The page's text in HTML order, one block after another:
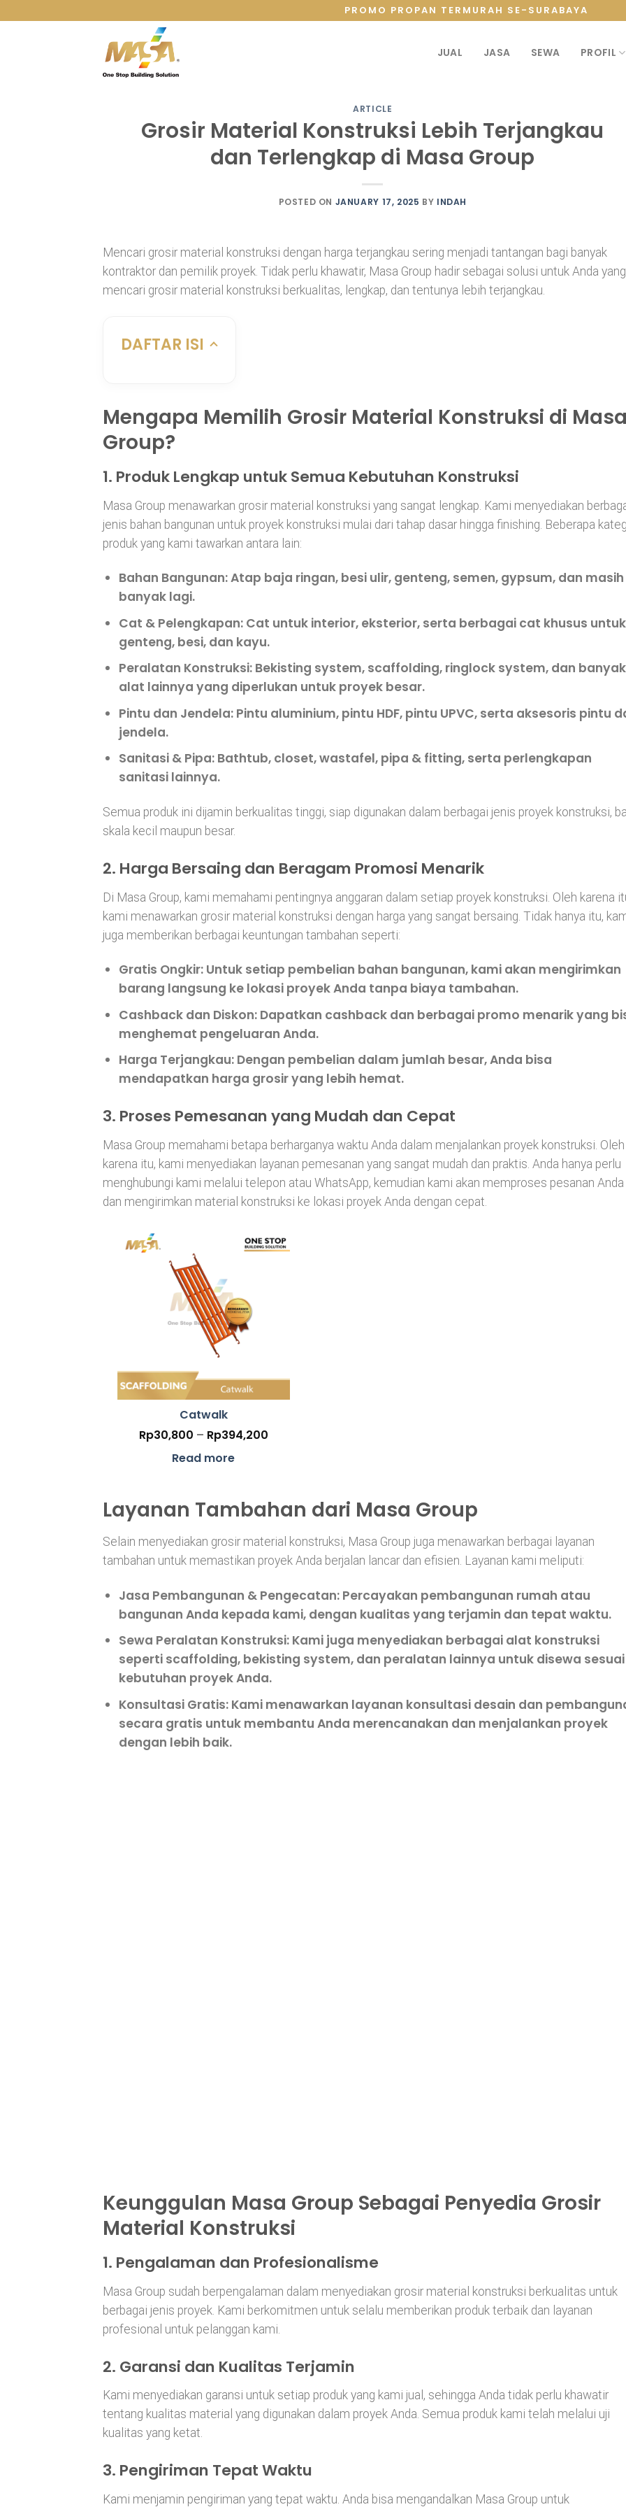
PROMO PROPAN TERMURAH SE-SURABAYA
JUAL JASA SEWA PROFIL
ARTICLE
Grosir Material Konstruksi Lebih Terjangkau
dan Terlengkap di Masa Group
POSTED ON JANUARY 17, 2025 BY INDAH
Mencari grosir material konstruksi dengan harga terjangkau sering menjadi tantangan bagi banyak
kontraktor dan pemilik proyek. Tidak perlu khawatir, Masa Group hadir sebagai solusi untuk Anda yang
mencari grosir material konstruksi berkualitas, lengkap, dan tentunya lebih terjangkau.
DAFTAR ISI
Mengapa Memilih Grosir Material Konstruksi di
Group?
1. Produk Lengkap untuk Semua Kebutuhan Konstruksi
Masa Group menawarkan grosir material konstruksi yang sangat lengkap. Kami menyediakan
jenis bahan bangunan untuk proyek konstruksi mulai dari tahap dasar hingga finishing. Beberapa
produk yang kami tawarkan antara lain:
Bahan Bangunan: Atap baja ringan, besi ulir, genteng, semen, gypsum, dan masih
banyak lagi.
Cat & Pelengkapan: Cat untuk interior, eksterior, serta berbagai cat khusus untuk
genteng, besi, dan kayu.
Peralatan Konstruksi: Bekisting system, scaffolding, ringlock system, dan banyak
alat lainnya yang diperlukan untuk proyek besar.
Pintu dan Jendela: Pintu aluminium, pintu HDF, pintu UPVC, serta aksesoris pintu
jendela.
Sanitasi & Pipa: Bathtub, closet, wastafel, pipa & fitting, serta perlengkapan
sanitasi lainnya.
Semua produk ini dijamin berkualitas tinggi, siap digunakan dalam berbagai jenis proyek konstruksi,
skala kecil maupun besar.
2. Harga Bersaing dan Beragam Promosi Menarik
Di Masa Group, kami memahami pentingnya anggaran dalam setiap proyek konstruksi. Oleh karena
kami menawarkan grosir material konstruksi dengan harga yang sangat bersaing. Tidak hanya itu,
juga memberikan berbagai keuntungan tambahan seperti:
Gratis Ongkir: Untuk setiap pembelian bahan bangunan, kami akan mengirimkan
barang langsung ke lokasi proyek Anda tanpa biaya tambahan.
Cashback dan Diskon: Dapatkan cashback dan berbagai promo menarik yang
menghemat pengeluaran Anda.
Harga Terjangkau: Dengan pembelian dalam jumlah besar, Anda bisa
mendapatkan harga grosir yang lebih hemat.
3. Proses Pemesanan yang Mudah dan Cepat
Masa Group memahami betapa berharganya waktu Anda dalam menjalankan proyek konstruksi. Oleh
karena itu, kami menyediakan layanan pemesanan yang sangat mudah dan praktis. Anda hanya perlu
menghubungi kami melalui telepon atau WhatsApp, kemudian kami akan memproses pesanan Anda
dan mengirimkan material konstruksi ke lokasi proyek Anda dengan cepat.
Catwalk
Rp30,800 – Rp394,200Price
Read more
Layanan Tambahan dari Masa Group
Selain menyediakan grosir material konstruksi, Masa Group juga menawarkan berbagai layanan
tambahan untuk memastikan proyek Anda berjalan lancar dan efisien. Layanan kami meliputi:
Jasa Pembangunan & Pengecatan: Percayakan pembangunan rumah atau
bangunan Anda kepada kami, dengan kualitas yang terjamin dan tepat waktu.
Sewa Peralatan Konstruksi: Kami juga menyediakan berbagai alat konstruksi
seperti scaffolding, bekisting system, dan peralatan lainnya untuk disewa sesuai
kebutuhan proyek Anda.
Konsultasi Gratis: Kami menawarkan layanan konsultasi desain dan
secara gratis untuk membantu Anda merencanakan dan menjalankan proyek
dengan lebih baik.
Keunggulan Masa Group Sebagai Penyedia Grosir
Material Konstruksi
1. Pengalaman dan Profesionalisme
Masa Group sudah berpengalaman dalam menyediakan grosir material konstruksi berkualitas untuk
berbagai jenis proyek. Kami berkomitmen untuk selalu memberikan produk terbaik dan layanan
profesional untuk pelanggan kami.
2. Garansi dan Kualitas Terjamin
Kami menyediakan garansi untuk setiap produk yang kami jual, sehingga Anda tidak perlu khawatir
tentang kualitas material yang digunakan dalam proyek Anda. Semua produk kami telah melalui uji
kualitas yang ketat.
3. Pengiriman Tepat Waktu
Kami menjamin pengiriman yang tepat waktu. Anda bisa mengandalkan Masa Group untuk